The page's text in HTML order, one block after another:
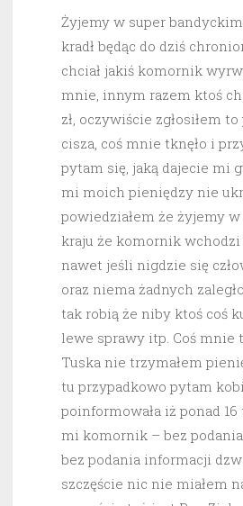
Żyjemy w super
kradł będąc do dziś
chciał jakiś komornik
mnie, innym razem ktoś
zł, oczywiście zgłosiłem
cisza, coś mnie tknęło i
pytam się, jaką dajecie mi
mi moich pieniędzy nie
powiedziałem że żyjemy
kraju że komornik
nawet jeśli nigdzie się
oraz niema żadnych
tak robią że niby ktoś coś
lewe sprawy itp. Coś mnie
Tuska nie trzymałem
tu przypadkowo pytam
poinformowała iż ponad 16
mi komornik – bez
bez podania informacji
szczęście nic nie miałem